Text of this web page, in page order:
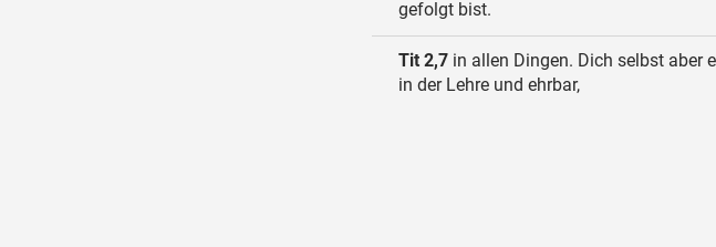
gefolgt bist.
Tit 2,7 in allen Dingen. Dich selbst aber
in der Lehre und ehrbar,